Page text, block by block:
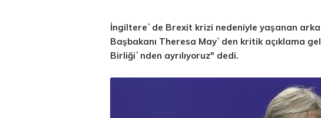
İngiltere`de Brexit krizi nedeniyle yaşanan
Başbakanı Theresa May`den kritik açıklama
Birliği`nden ayrılıyoruz" dedi.